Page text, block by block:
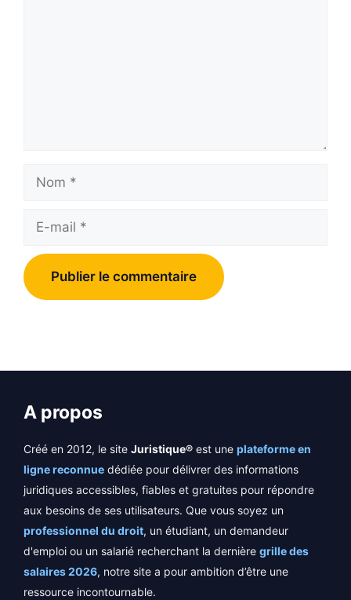
Nom
A propos
Créé en 2012, le site Juristique® est une plateforme en
ligne reconnue dédiée pour délivrer des informations
juridiques accessibles, fiables et gratuites pour répondre
aux besoins de ses utilisateurs. Que vous soyez un
professionnel du droit, un étudiant, un demandeur
d'emploi ou un salarié recherchant la dernière grille des
salaires 2026, notre site a pour ambition d’être une
ressource incontournable.